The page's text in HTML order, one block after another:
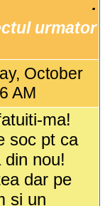
urmator
October
AM
ma!
soc pt ca
nou!
dar pe
si un